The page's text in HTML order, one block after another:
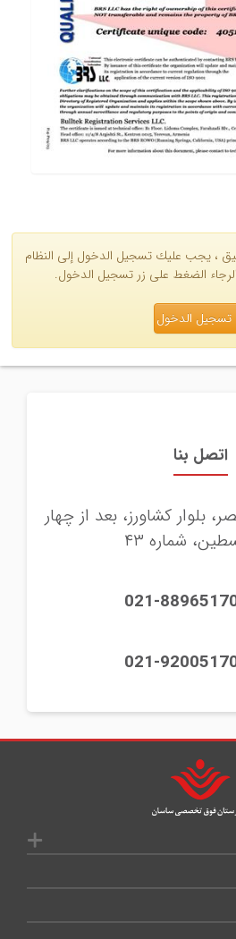
، يجب عليك تسجيل الدخول إلى النظام
الضغط على زر تسجيل الدخول.
تسجيل الدخول
اتصل بنا
بلوار كشاورز، بعد از چهار
شماره ۴۳
021-
021-